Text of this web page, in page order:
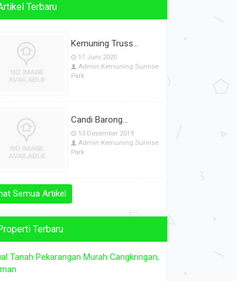
TANAH PERTANIAN SOLODIR...
Terbaru
Kemuning Truss...
17 Juni 2020
Admin Kemuning Sunrise
Park
Candi Barong...
13 Desember 2019
Admin Kemuning Sunrise
Park
Semua Artikel
Terbaru
Tanah Pekarangan Murah Cangkringan,